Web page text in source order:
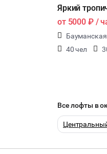
Яркий
от 5000 ₽/
Бауманская
40 чел
Все лофты в